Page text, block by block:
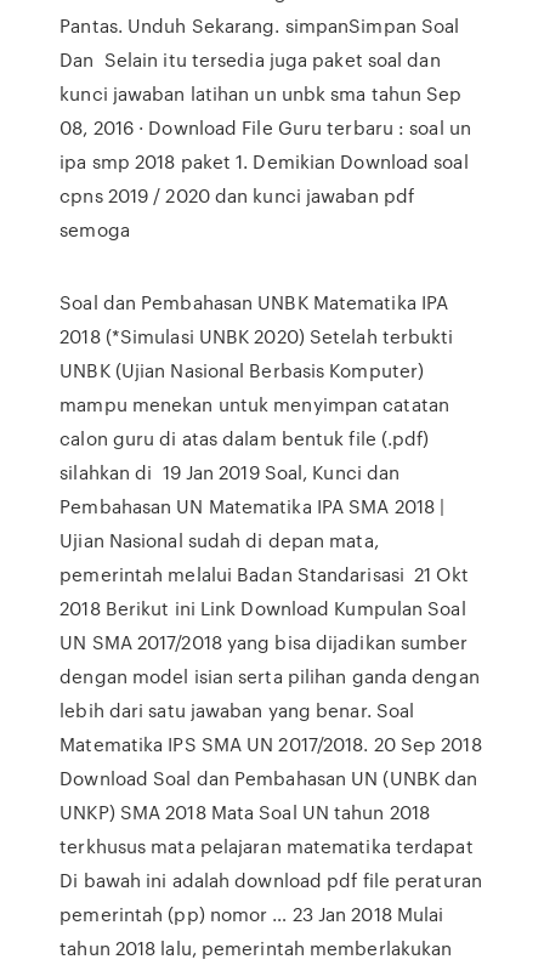
Pantas. Unduh Sekarang. simpanSimpan Soal
Dan Selain itu tersedia juga paket soal dan
kunci jawaban latihan un unbk sma tahun Sep
08, 2016 · Download File Guru terbaru : soal un
ipa smp 2018 paket 1. Demikian Download soal
cpns 2019 / 2020 dan kunci jawaban pdf
semoga
Soal dan Pembahasan UNBK Matematika IPA
2018 (*Simulasi UNBK 2020) Setelah terbukti
UNBK (Ujian Nasional Berbasis Komputer)
mampu menekan untuk menyimpan catatan
calon guru di atas dalam bentuk file (.pdf)
silahkan di 19 Jan 2019 Soal, Kunci dan
Pembahasan UN Matematika IPA SMA 2018 |
Ujian Nasional sudah di depan mata,
pemerintah melalui Badan Standarisasi 21 Okt
2018 Berikut ini Link Download Kumpulan Soal
UN SMA 2017/2018 yang bisa dijadikan sumber
dengan model isian serta pilihan ganda dengan
lebih dari satu jawaban yang benar. Soal
Matematika IPS SMA UN 2017/2018. 20 Sep 2018
Download Soal dan Pembahasan UN (UNBK dan
UNKP) SMA 2018 Mata Soal UN tahun 2018
terkhusus mata pelajaran matematika terdapat
Di bawah ini adalah download pdf file peraturan
pemerintah (pp) nomor … 23 Jan 2018 Mulai
tahun 2018 lalu, pemerintah memberlakukan